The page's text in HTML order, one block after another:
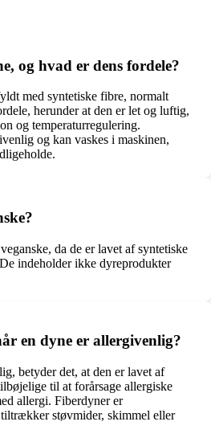
og hvad er dens fordele?
med syntetiske fibre, normalt
herunder at den er let og luftig,
og temperaturregulering.
og kan vaskes i maskinen,
da de er lavet af syntetiske
indeholder ikke dyreprodukter
en dyne er allergivenlig?
betyder det, at den er lavet af
til at forårsage allergiske
allergi. Fiberdyner er
støvmider, skimmel eller